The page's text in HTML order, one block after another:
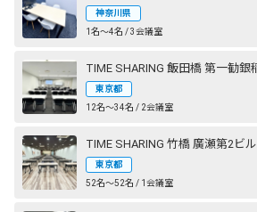
神奈川県
1名〜4名 / 3会議室
東京都
12名〜34名 / 2会議室
TIME SHARING 竹橋 廣瀬第2ビル
東京都
52名〜52名 / 1会議室